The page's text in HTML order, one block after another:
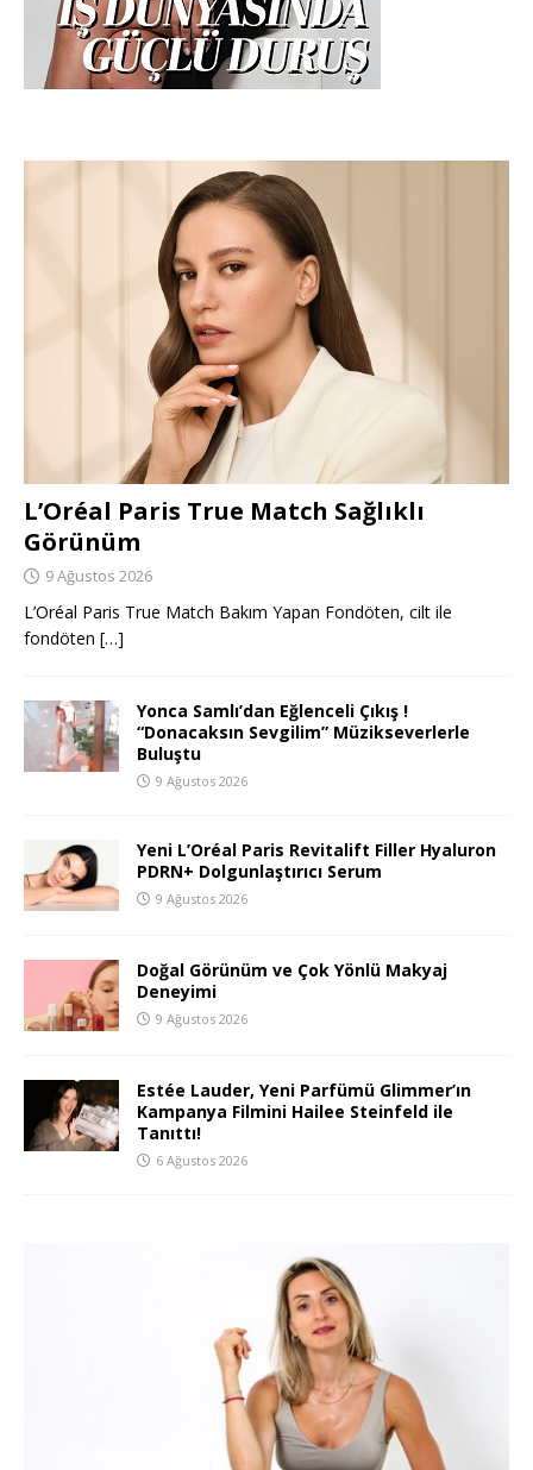
L’Oréal Paris True Match Sağlıklı
Görünüm
9 Ağustos 2026
L’Oréal Paris True Match Bakım Yapan Fondöten, cilt ile
fondöten […]
Yonca Samlı’dan Eğlenceli Çıkış !
“Donacaksın Sevgilim” Müzikseverlerle
Buluştu
9 Ağustos 2026
Yeni L’Oréal Paris Revitalift Filler Hyaluron
PDRN+ Dolgunlaştırıcı Serum
9 Ağustos 2026
Doğal Görünüm ve Çok Yönlü Makyaj
Deneyimi
9 Ağustos 2026
Estée Lauder, Yeni Parfümü Glimmer’ın
Kampanya Filmini Hailee Steinfeld ile
Tanıttı!
6 Ağustos 2026